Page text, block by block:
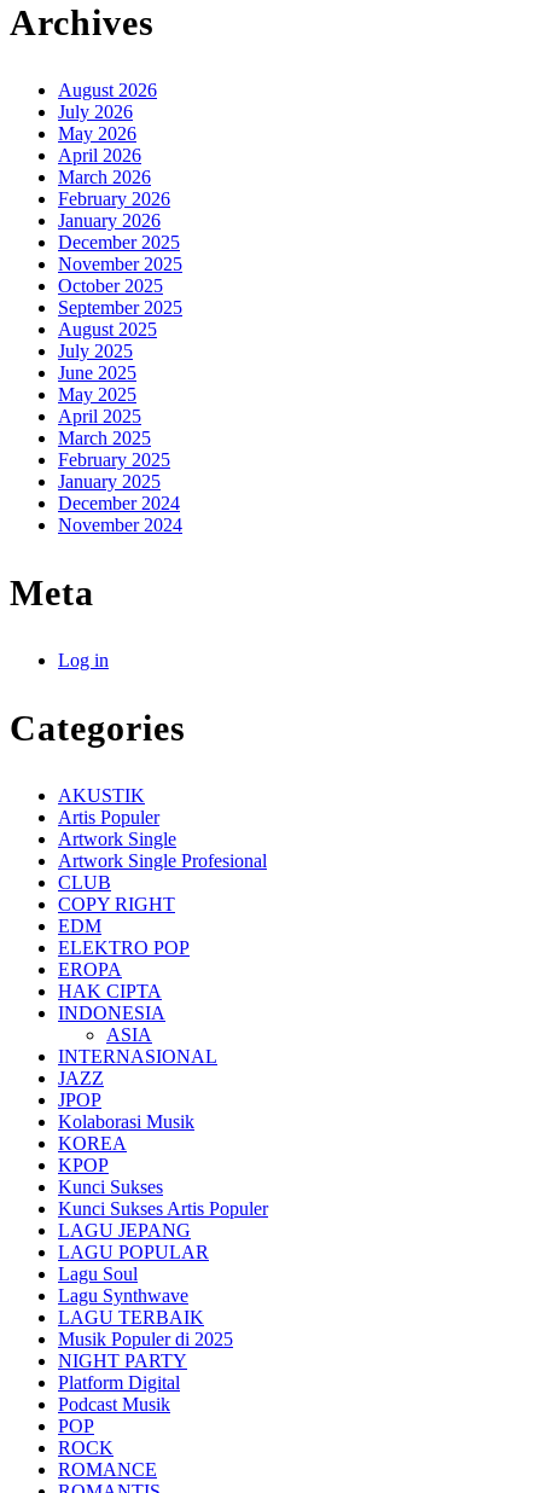
Archives
August 2026
July 2026
May 2026
April 2026
March 2026
February 2026
January 2026
December 2025
November 2025
October 2025
September 2025
August 2025
July 2025
June 2025
May 2025
April 2025
March 2025
February 2025
January 2025
December 2024
November 2024
Meta
Log in
Categories
AKUSTIK
Artis Populer
Artwork Single
Artwork Single Profesional
CLUB
COPY RIGHT
EDM
ELEKTRO POP
EROPA
HAK CIPTA
INDONESIA
ASIA
INTERNASIONAL
JAZZ
JPOP
Kolaborasi Musik
KOREA
KPOP
Kunci Sukses
Kunci Sukses Artis Populer
LAGU JEPANG
LAGU POPULAR
Lagu Soul
Lagu Synthwave
LAGU TERBAIK
Musik Populer di 2025
NIGHT PARTY
Platform Digital
Podcast Musik
POP
ROCK
ROMANCE